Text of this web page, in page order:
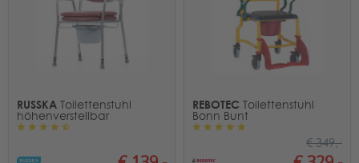
RUSSKA Toilettenstuhl
höhenverstellbar
REBOTEC Toilettenstuhl
Bonn Bunt
€ 349,-